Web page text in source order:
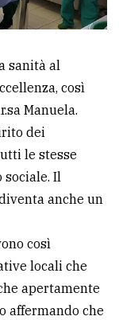
sanità al
così
Manuela.
dei
le stesse
sociale. Il
anche un
così
locali che
apertamente
affermando che